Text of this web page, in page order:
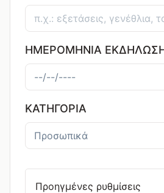
ΗΜΕΡΟΜΗΝΊΑ
ΚΑΤΗΓΟΡΊΑ
Προηγμένες ρυθμίσεις